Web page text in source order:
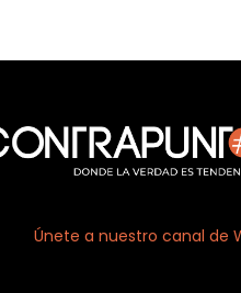
Únete a nuestro canal de